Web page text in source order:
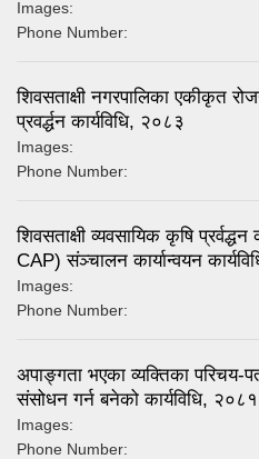
Images:
Phone Number:
शिवसताक्षी नगरपालिका एकीकृत
प्रवर्द्धन कार्यविधि, २०८३
Images:
Phone Number:
शिवसताक्षी व्यवसायिक कृषि
CAP) संञ्चालन कार्यान्वयन
Images:
Phone Number:
अपाङ्गता भएका व्यक्तिका परिचय-
संसोधन गर्न बनेको कार्यविधि, २०८१
Images:
Phone Number: